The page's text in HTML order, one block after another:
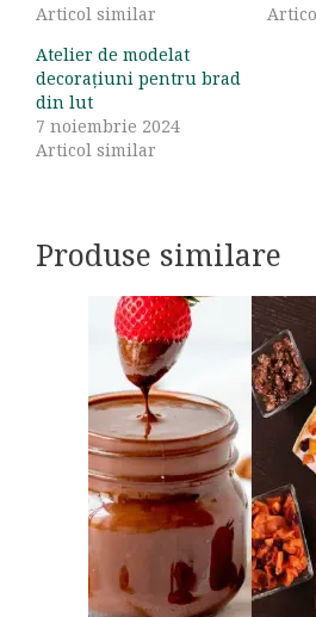
Articol similar
Atelier de modelat
decorațiuni pentru brad
din lut
7 noiembrie 2024
Articol similar
Produse similare